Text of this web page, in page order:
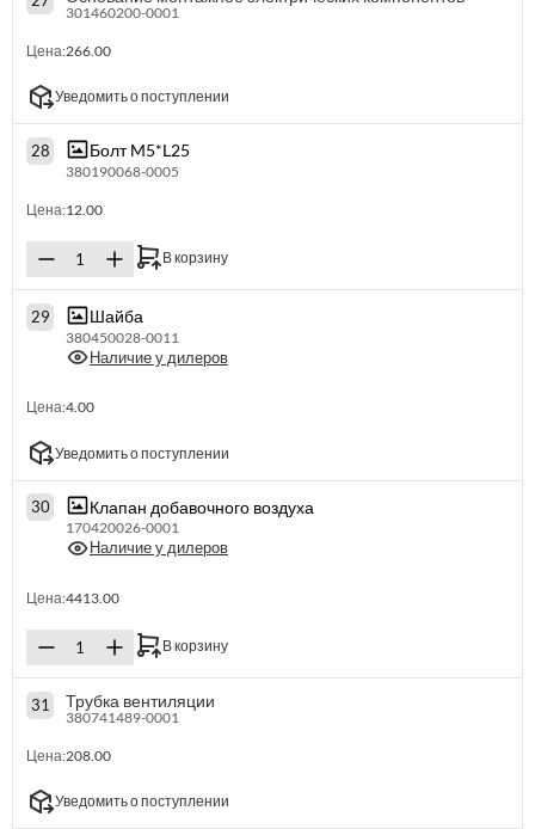
301460200-0001
Цена:266.00
Уведомить о поступлении
28 Болт M5*L25
380190068-0005
Цена:12.00
В корзину
29 Шайба
380450028-0011
Наличие у дилеров
Цена:4.00
Уведомить о поступлении
30 Клапан добавочного воздуха
170420026-0001
Наличие у дилеров
Цена:4413.00
В корзину
31 Трубка вентиляции
380741489-0001
Цена:208.00
Уведомить о поступлении